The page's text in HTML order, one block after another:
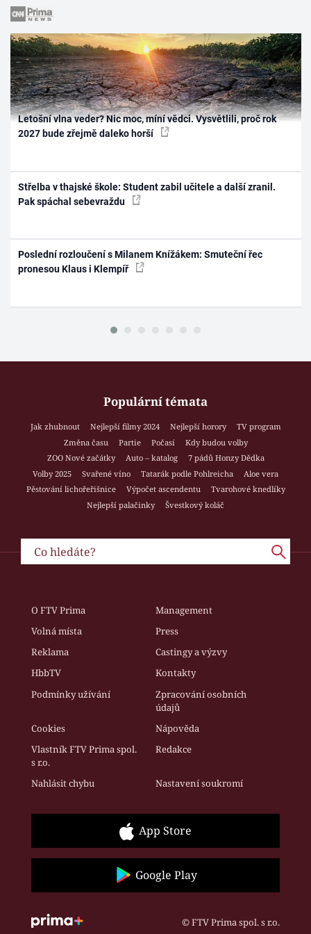
Letošní vlna veder? Nic moc, míní vědci. Vysvětlili, proč rok
2027 bude zřejmě daleko horší
Střelba v thajské škole: Student zabil učitele a další zranil.
Pak spáchal sebevraždu
Poslední rozloučení s Milanem Knížákem: Smuteční řec
pronesou Klaus i Klempíř
Populární témata
Jak zhubnout Nejlepší filmy 2024 Nejlepší horory
TV program
Změna času
Partie Počasí
Kdy budou volby
ZOO Nové začátky
Auto – katalog
7 pádů Honzy Dědka
Volby 2025
Svařené víno Tatarák podle Pohlreicha
Aloe vera
Pěstování lichořeřišnice
Výpočet ascendentu
Tvarohové knedlíky
Nejlepší palačinky
Švestkový koláč
O FTV Prima
Management
Volná místa
Press
Reklama
Castingy a výzvy
HbbTV
Kontakty
Podmínky užívání
Zpracování osobních
údajů
Cookies
Nápověda
Vlastník FTV Prima spol.
s r.o.
Redakce
Nahlásit chybu Nastavení soukromí
App Store
Google Play
© FTV Prima spol. s r.o.